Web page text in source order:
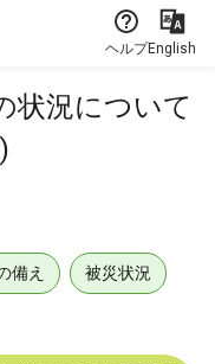
ヘルプEnglish
状況について
備え 被災状況